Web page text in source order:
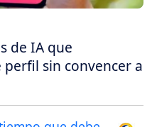
de IA que
sin convencer a